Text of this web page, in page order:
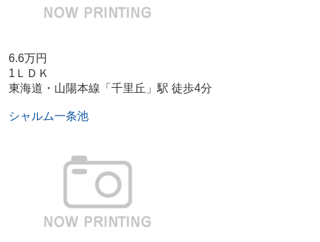
6.6万円
1ＬＤＫ
東海道・山陽本線「千里丘」駅 徒歩4分
シャルム一条池